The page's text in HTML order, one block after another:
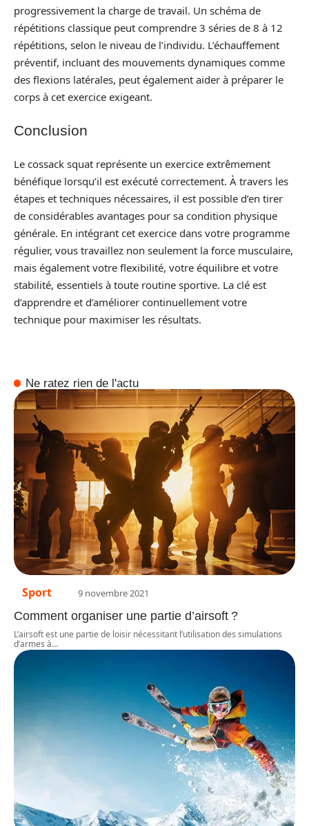
progressivement la charge de travail. Un schéma de
répétitions classique peut comprendre 3 séries de 8 à 12
répétitions, selon le niveau de l’individu. L’échauffement
préventif, incluant des mouvements dynamiques comme
des flexions latérales, peut également aider à préparer le
corps à cet exercice exigeant.
Conclusion
Le cossack squat représente un exercice extrêmement
bénéfique lorsqu’il est exécuté correctement. À travers les
étapes et techniques nécessaires, il est possible d’en tirer
de considérables avantages pour sa condition physique
générale. En intégrant cet exercice dans votre programme
régulier, vous travaillez non seulement la force musculaire,
mais également votre flexibilité, votre équilibre et votre
stabilité, essentiels à toute routine sportive. La clé est
d’apprendre et d’améliorer continuellement votre
technique pour maximiser les résultats.
Ne ratez rien de l'actu
Sport 9 novembre 2021
Comment organiser une partie d’airsoft ?
L’airsoft est une partie de loisir nécessitant l’utilisation des simulations
d’armes à…